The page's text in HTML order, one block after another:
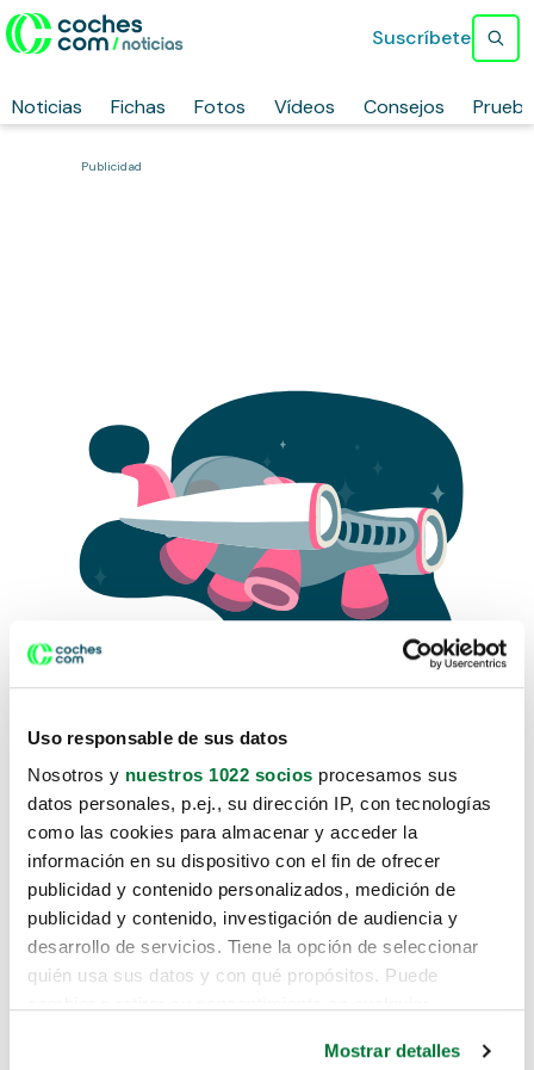
Uso responsable de sus datos
Nosotros y nuestros 1022 socios procesamos sus
datos personales, p.ej., su dirección IP, con tecnologías
como las cookies para almacenar y acceder la
información en su dispositivo con el fin de ofrecer
publicidad y contenido personalizados, medición de
publicidad y contenido, investigación de audiencia y
desarrollo de servicios. Tiene la opción de seleccionar
quién usa sus datos y con qué propósitos. Puede
Mostrar detalles
Noticias Fichas Fotos Vídeos Consejos
Suscríbete
Publicidad
Lo sentimos, no sabemos como
te hemos traido hasta aquí.
Pero puedes encontrar el coche que estás
buscando en alguno de estos enlaces: